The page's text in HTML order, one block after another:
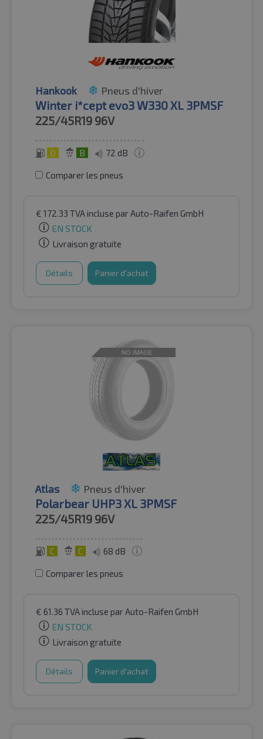
Hankook Pneus d'hiver
Winter i*cept evo3 W330 XL 3PMSF
225/45R19 96V
D B 72 dB
Comparer les pneus
€ 172.33 TVA incluse par Auto-Raifen GmbH
EN STOCK
Livraison gratuite
Détails Panier d'achat
Atlas Pneus d'hiver
Polarbear UHP3 XL 3PMSF
225/45R19 96V
C C 68 dB
Comparer les pneus
€ 61.36 TVA incluse par Auto-Raifen GmbH
EN STOCK
Livraison gratuite
Détails Panier d'achat